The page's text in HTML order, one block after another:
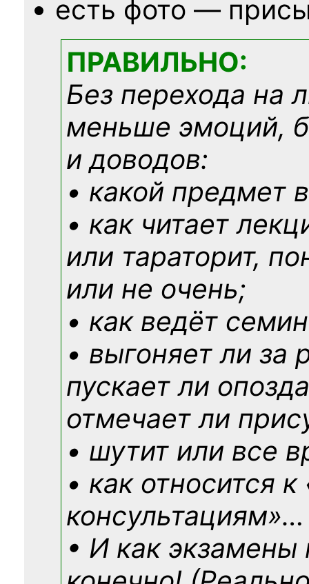
есть фото —
ПРАВИЛЬНО:
Без перехода на
меньше эмоций,
и доводов:
• какой предмет
• как читает
или тараторит,
или не очень;
• как ведёт
• выгоняет ли за
пускает ли
отмечает ли
• шутит или все
• как относится
консультациям»…
• И как экзамены